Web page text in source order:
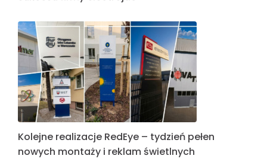
Kolejne realizacje RedEye – tydzień pełen
nowych montaży i reklam świetlnych